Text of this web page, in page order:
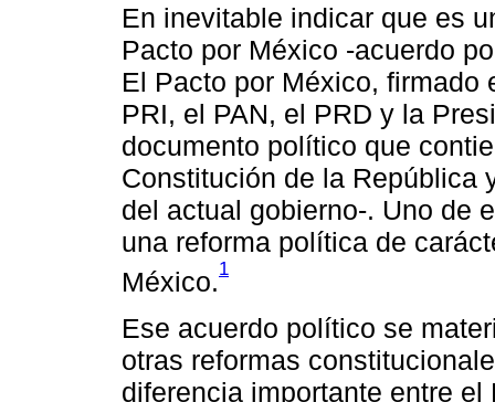
En inevitable indicar que es
Pacto por México -acuerdo
El Pacto por México, firmado
PRI, el PAN, el PRD y la
documento político que
Constitución de la República
del actual gobierno-. Uno de
una reforma política de
México.1
Ese acuerdo político se
otras reformas
diferencia importante entre